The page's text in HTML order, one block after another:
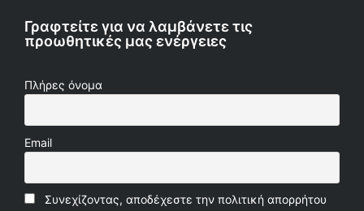
Γραφτείτε για να λαμβάνετε τις
προωθητικές μας ενέργειες
Πλήρες όνομα
Email
Συνεχίζοντας, αποδέχεστε την πολιτική απορρήτου